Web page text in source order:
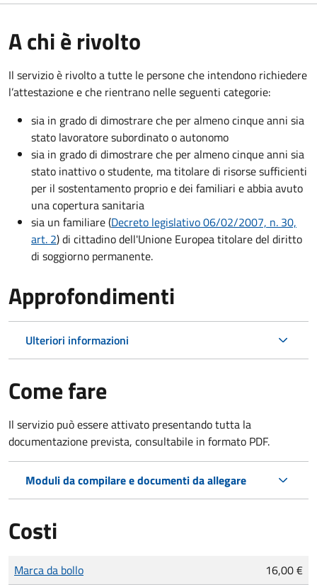
A chi è rivolto
Il servizio è rivolto a tutte le persone che intendono richiedere
l’attestazione e che rientrano nelle seguenti categorie:
sia in grado di dimostrare che per almeno cinque anni sia
stato lavoratore subordinato o autonomo
sia in grado di dimostrare che per almeno cinque anni sia
stato inattivo o studente, ma titolare di risorse sufficienti
per il sostentamento proprio e dei familiari e abbia avuto
una copertura sanitaria
sia un familiare (Decreto legislativo 06/02/2007, n. 30,
art. 2) di cittadino dell'Unione Europea titolare del diritto
di soggiorno permanente.
Approfondimenti
Ulteriori informazioni
Come fare
Il servizio può essere attivato presentando tutta la
documentazione prevista, consultabile in formato PDF.
Moduli da compilare e documenti da allegare
Costi
Tipo di pagamento
Importo
Marca da bollo 16,00 €